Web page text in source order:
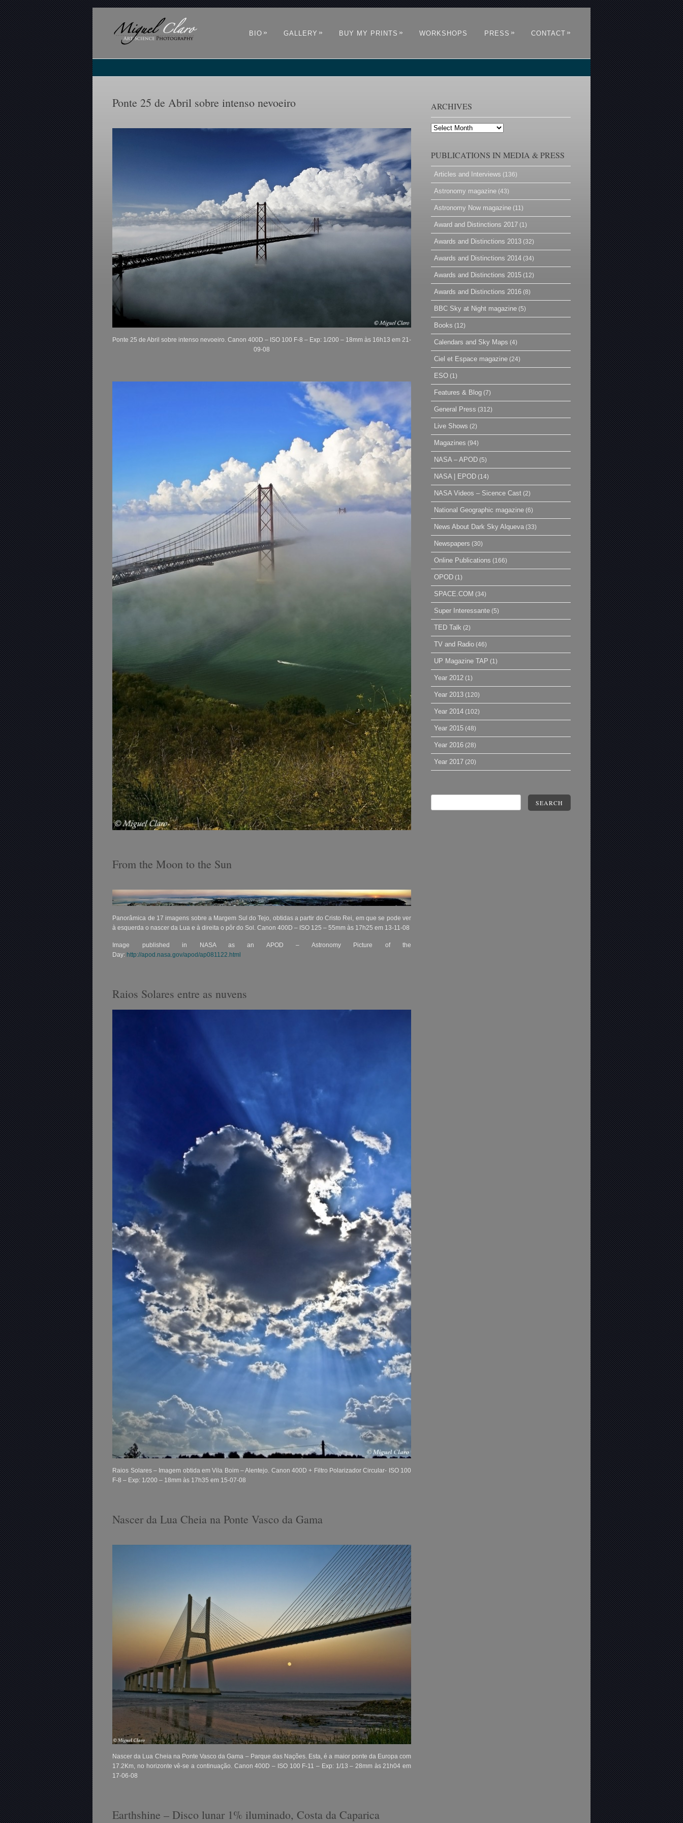
BIO » GALLERY » BUY MY PRINTS » WORKSHOPS PRESS » CONTACT »
Ponte 25 de Abril sobre intenso nevoeiro
Ponte 25 de Abril sobre intenso nevoeiro. Canon 400D – ISO 100 F-8 – Exp: 1/200 – 18mm às 16h13 em 21-
09-08
From the Moon to the Sun
Panorâmica de 17 imagens sobre a Margem Sul do Tejo, obtidas a partir do Cristo Rei, em que se pode ver
à esquerda o nascer da Lua e à direita o pôr do Sol. Canon 400D – ISO 125 – 55mm às 17h25 em 13-11-08
Image published in NASA as an APOD – Astronomy Picture of the
Day: http://apod.nasa.gov/apod/ap081122.html
Raios Solares entre as nuvens
Raios Solares – Imagem obtida em Vila Boim – Alentejo. Canon 400D + Filtro Polarizador Circular- ISO 100
F-8 – Exp: 1/200 – 18mm às 17h35 em 15-07-08
Nascer da Lua Cheia na Ponte Vasco da Gama
Nascer da Lua Cheia na Ponte Vasco da Gama – Parque das Nações. Esta, é a maior ponte da Europa com
17.2Km, no horizonte vê-se a continuação. Canon 400D – ISO 100 F-11 – Exp: 1/13 – 28mm às 21h04 em
17-06-08
Earthshine – Disco lunar 1% iluminado, Costa da Caparica
ARCHIVES
Archives
PUBLICATIONS IN MEDIA & PRESS
Articles and Interviews (136)
Astronomy magazine (43)
Astronomy Now magazine (11)
Award and Distinctions 2017 (1)
Awards and Distinctions 2013 (32)
Awards and Distinctions 2014 (34)
Awards and Distinctions 2015 (12)
Awards and Distinctions 2016 (8)
BBC Sky at Night magazine (5)
Books (12)
Calendars and Sky Maps (4)
Ciel et Espace magazine (24)
ESO (1)
Features & Blog (7)
General Press (312)
Live Shows (2)
Magazines (94)
NASA – APOD (5)
NASA | EPOD (14)
NASA Videos – Sicence Cast (2)
National Geographic magazine (6)
News About Dark Sky Alqueva (33)
Newspapers (30)
Online Publications (166)
OPOD (1)
SPACE.COM (34)
Super Interessante (5)
TED Talk (2)
TV and Radio (46)
UP Magazine TAP (1)
Year 2012 (1)
Year 2013 (120)
Year 2014 (102)
Year 2015 (48)
Year 2016 (28)
Year 2017 (20)
SEARCH